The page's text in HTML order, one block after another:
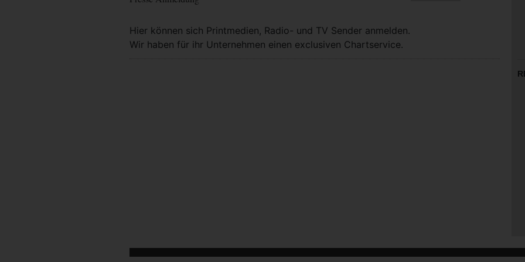
Hier können sich Printmedien, Radio- und TV Sender anmelden.
Wir haben für ihr Unternehmen einen exclusiven Chartservice.